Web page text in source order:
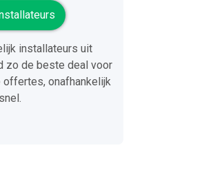
installateurs uit
zo de beste deal voor
offertes, onafhankelijk